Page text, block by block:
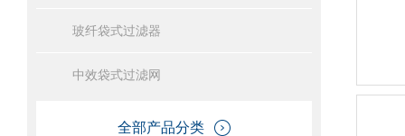
玻纤袋式过滤器
中效袋式过滤网
全部产品分类